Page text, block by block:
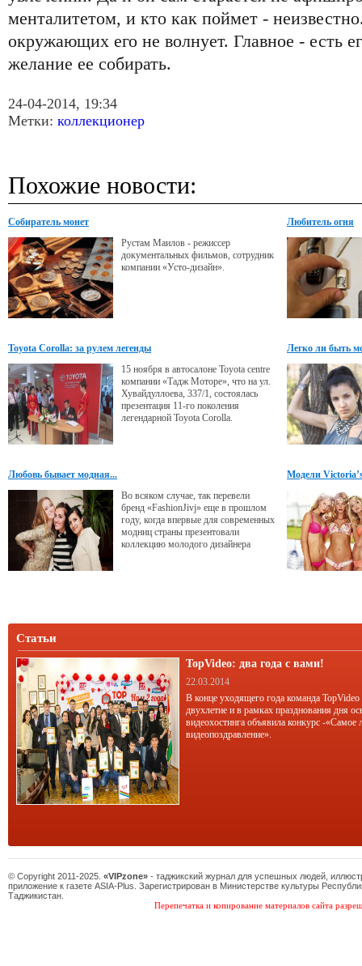
менталитетом, и кто как поймет -
окружающих его не волнует. Главное - есть
желание ее собирать.
24-04-2014, 19:34
Метки: коллекционер
Похожие новости:
Собиратель монет
Рустам Маилов - режиссер
документальных фильмов, сотрудник
компании «Усто-дизайн».
Любитель огня
Toyota Corolla: за рулем легенды
15 ноября в автосалоне Toyota centre
компании «Тадж Моторе», что на ул.
Хувайдуллоева, 337/1, состоялась
презентация 11-го поколения
легендарной Toyota Corolla.
Легко ли быть
Любовь бывает модная...
Во всяком случае, так перевели
бренд «FashionJivj» еще в прошлом
году, когда впервые для современных
модниц страны презентовали
коллекцию молодого дизайнера
Модели
Статьи
TopVideo: два года с вами!
22.03.2014
В конце уходящего года команда TopVideo
двухлетие и в рамках празднования дня
видеохостинга объявила конкурс -«Самое
видеопоздравление».
© Copyright 2011-2025. «VIPzone» - таджикский журнал для успешных людей,
приложение к газете ASIA-Plus. Зарегистрирован в Министерстве культуры
Таджикистан.
Перепечатка и копирование материалов сайта